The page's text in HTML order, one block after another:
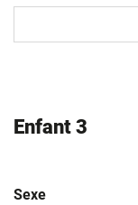
MM
Enfant 3
Sexe